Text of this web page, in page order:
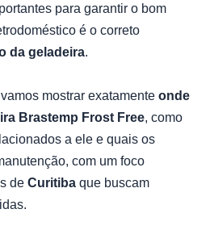
para garantir o bom
é o correto
da geladeira.
mostrar exatamente onde
Brastemp Frost Free , como
a ele e quais os
com um foco
de Curitiba que buscam